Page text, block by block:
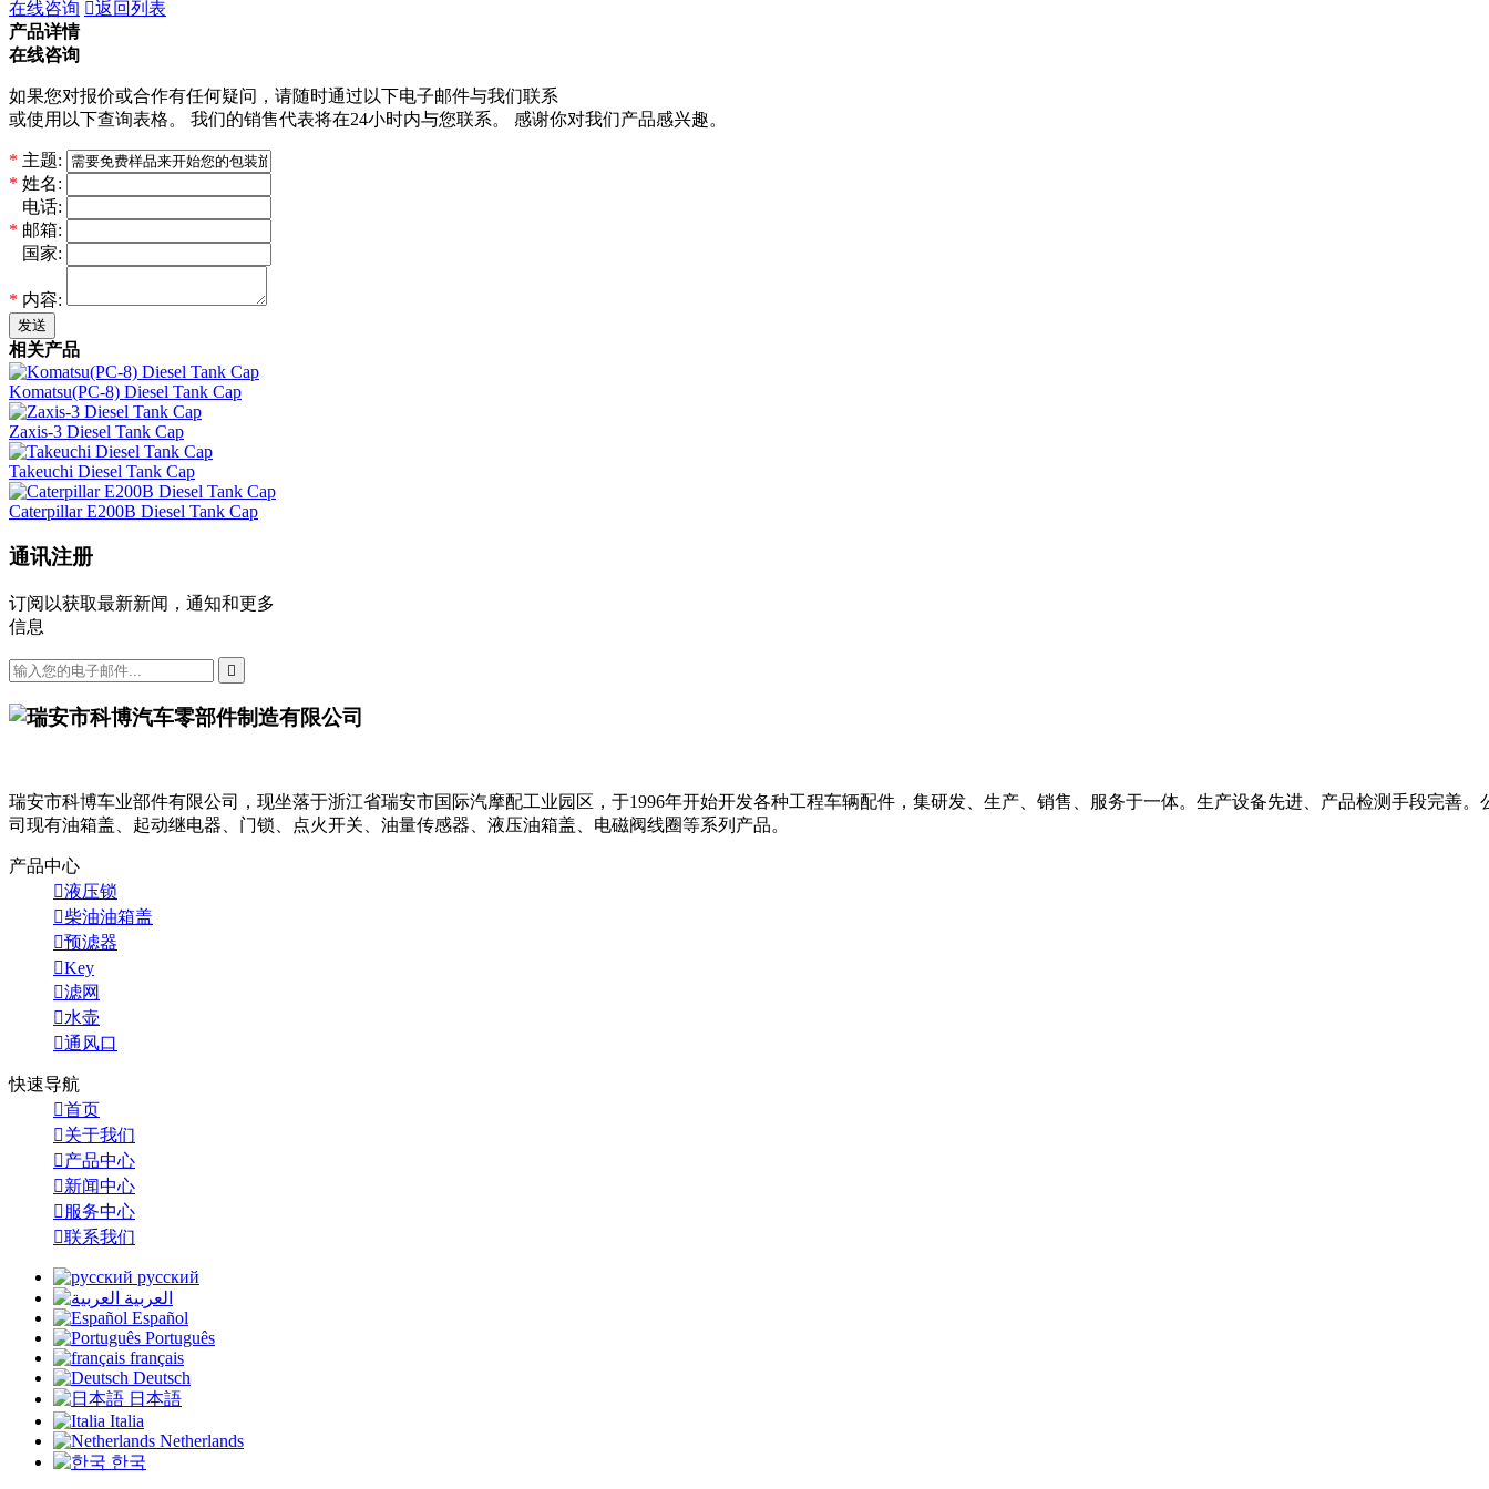
在线咨询 返回列表
产品详情
在线咨询
如果您对报价或合作有任何疑问，请随时通过以下电子邮件与我们联系
或使用以下查询表格。 我们的销售代表将在24小时内与您联系。 感谢你对我们产品感兴趣。
* 主题:
* 姓名:
电话:
* 邮箱:
国家:
* 内容:
发送
相关产品
Komatsu(PC-8) Diesel Tank Cap
Zaxis-3 Diesel Tank Cap
Takeuchi Diesel Tank Cap
Caterpillar E200B Diesel Tank Cap
通讯注册
订阅以获取最新新闻，通知和更多
信息

瑞安市科博车业部件有限公司，现坐落于浙江省瑞安市国际汽摩配工业园区，于1996年开始开发各种工程车辆配件，集研发、生产、销售、服务于一体。生产设备先进、产品检测手段完善。
司现有油箱盖、起动继电器、门锁、点火开关、油量传感器、液压油箱盖、电磁阀线圈等系列产品。
产品中心
液压锁
柴油油箱盖
预滤器
Key
滤网
水壶
通风口
快速导航
首页
关于我们
产品中心
新闻中心
 服务中心
联系我们
русский
العربية
Español
Português
français
Deutsch
日本語
Italia
Netherlands
한국